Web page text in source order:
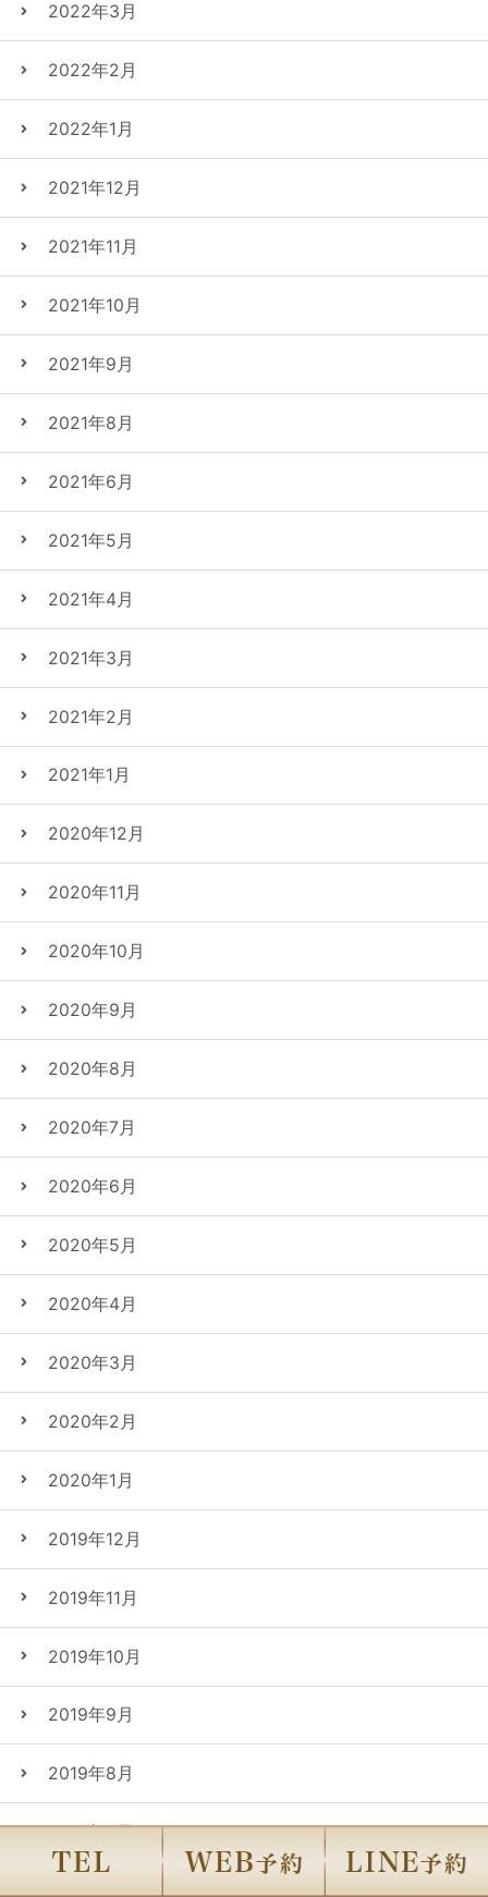
2022年3月
2022年2月
2022年1月
2021年12月
2021年11月
2021年10月
2021年9月
2021年8月
2021年6月
2021年5月
2021年4月
2021年3月
2021年2月
2021年1月
2020年12月
2020年11月
2020年10月
2020年9月
2020年8月
2020年7月
2020年6月
2020年5月
2020年4月
2020年3月
2020年2月
2020年1月
2019年12月
2019年11月
2019年10月
2019年9月
2019年8月
2019年7月
2019年6月